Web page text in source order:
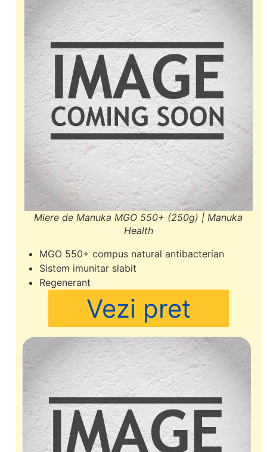
Miere de Manuka MGO 550+ (250g) | Manuka
Health
MGO 550+ compus natural antibacterian
Sistem imunitar slabit
Regenerant
Vezi pret